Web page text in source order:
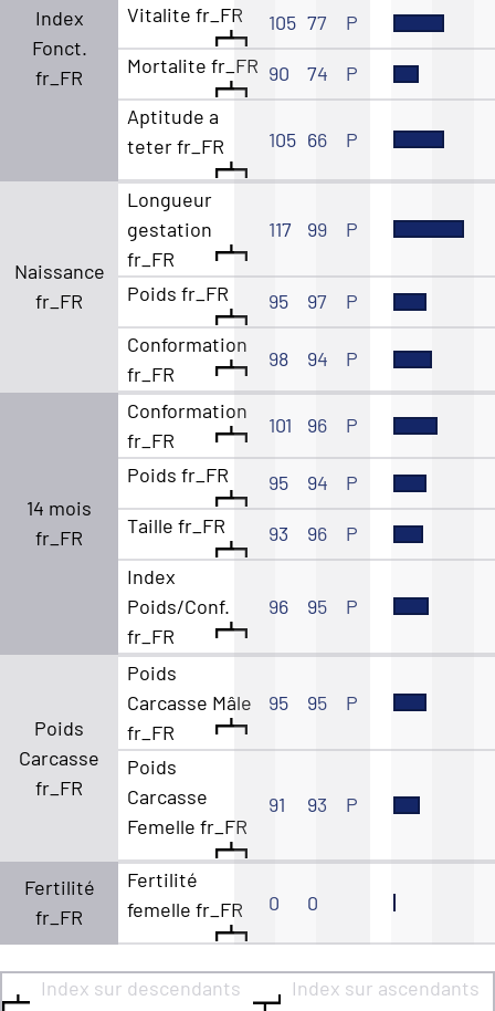
Index
Fonct.
fr_FR
Vitalite fr_FR 105 77
P
Mortalite fr_FR 90 74
P
Aptitude a
teter fr_FR
105 66 P
Naissance
fr_FR
Longueur
gestation
fr_FR
117 99 P
Poids fr_FR 95 97
P
Conformation
fr_FR
98 94 P
14 mois
fr_FR
Conformation
fr_FR
101 96 P
Poids fr_FR 95 94
P
Taille fr_FR
93 96
P
Index
Poids/Conf.
fr_FR
96 95 P
Poids
Carcasse
fr_FR
Poids
Carcasse Mâle
fr_FR
95 95 P
Poids
Carcasse
Femelle fr_FR
91 93 P
Fertilité
fr_FR
Fertilité
femelle fr_FR
0 0
Index sur descendants
Index sur ascendants